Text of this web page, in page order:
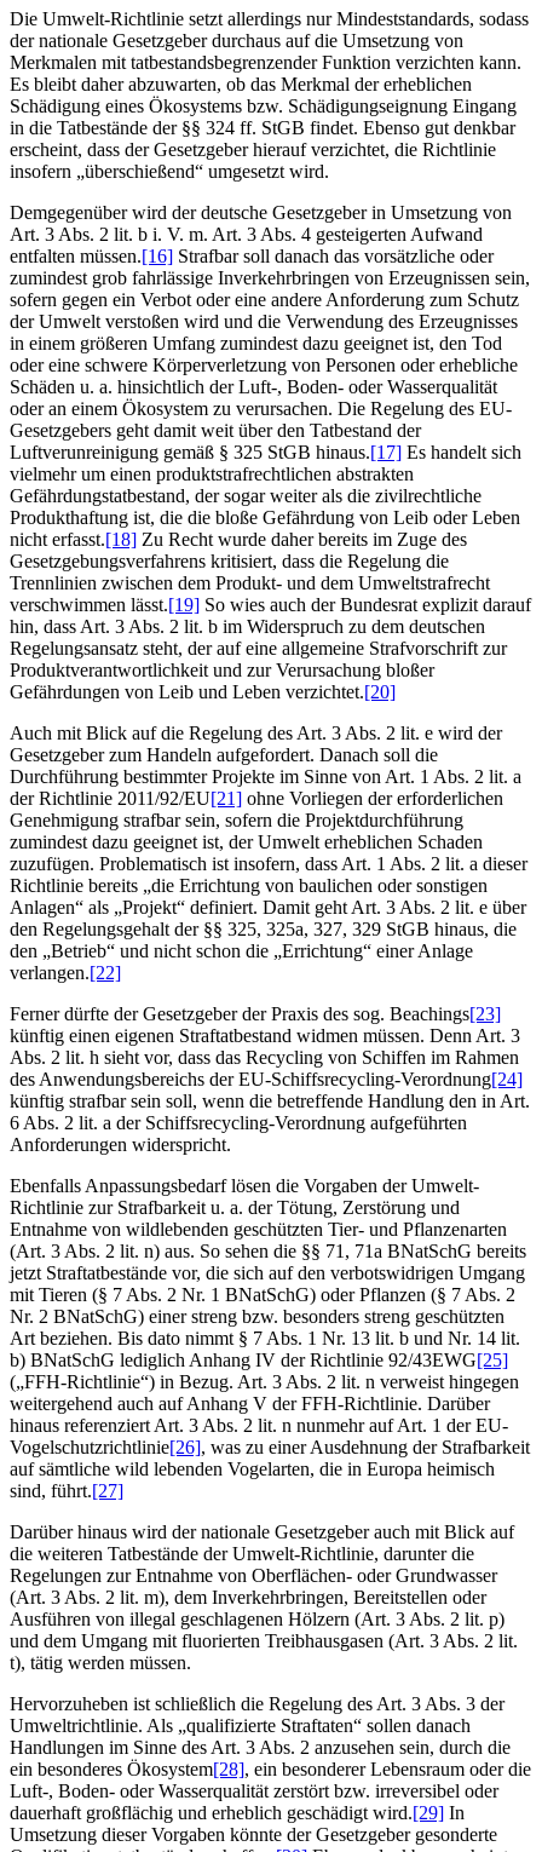
Die Umwelt-Richtlinie setzt allerdings nur Mindeststandards, sodass
der nationale Gesetzgeber durchaus auf die Umsetzung von
Merkmalen mit tatbestandsbegrenzender Funktion verzichten kann.
Es bleibt daher abzuwarten, ob das Merkmal der erheblichen
Schädigung eines Ökosystems bzw. Schädigungseignung Eingang
in die Tatbestände der §§ 324 ff. StGB findet. Ebenso gut denkbar
erscheint, dass der Gesetzgeber hierauf verzichtet, die Richtlinie
insofern „überschießend“ umgesetzt wird.
Demgegenüber wird der deutsche Gesetzgeber in Umsetzung von
Art. 3 Abs. 2 lit. b i. V. m. Art. 3 Abs. 4 gesteigerten Aufwand
entfalten müssen.[16] Strafbar soll danach das vorsätzliche oder
zumindest grob fahrlässige Inverkehrbringen von Erzeugnissen sein,
sofern gegen ein Verbot oder eine andere Anforderung zum Schutz
der Umwelt verstoßen wird und die Verwendung des Erzeugnisses
in einem größeren Umfang zumindest dazu geeignet ist, den Tod
oder eine schwere Körperverletzung von Personen oder erhebliche
Schäden u. a. hinsichtlich der Luft-, Boden- oder Wasserqualität
oder an einem Ökosystem zu verursachen. Die Regelung des EU-
Gesetzgebers geht damit weit über den Tatbestand der
Luftverunreinigung gemäß § 325 StGB hinaus.[17] Es handelt sich
vielmehr um einen produktstrafrechtlichen abstrakten
Gefährdungstatbestand, der sogar weiter als die zivilrechtliche
Produkthaftung ist, die die bloße Gefährdung von Leib oder Leben
nicht erfasst.[18] Zu Recht wurde daher bereits im Zuge des
Gesetzgebungsverfahrens kritisiert, dass die Regelung die
Trennlinien zwischen dem Produkt- und dem Umweltstrafrecht
verschwimmen lässt.[19] So wies auch der Bundesrat explizit darauf
hin, dass Art. 3 Abs. 2 lit. b im Widerspruch zu dem deutschen
Regelungsansatz steht, der auf eine allgemeine Strafvorschrift zur
Produktverantwortlichkeit und zur Verursachung bloßer
Gefährdungen von Leib und Leben verzichtet.[20]
Auch mit Blick auf die Regelung des Art. 3 Abs. 2 lit. e wird der
Gesetzgeber zum Handeln aufgefordert. Danach soll die
Durchführung bestimmter Projekte im Sinne von Art. 1 Abs. 2 lit. a
der Richtlinie 2011/92/EU[21] ohne Vorliegen der erforderlichen
Genehmigung strafbar sein, sofern die Projektdurchführung
zumindest dazu geeignet ist, der Umwelt erheblichen Schaden
zuzufügen. Problematisch ist insofern, dass Art. 1 Abs. 2 lit. a dieser
Richtlinie bereits „die Errichtung von baulichen oder sonstigen
Anlagen“ als „Projekt“ definiert. Damit geht Art. 3 Abs. 2 lit. e über
den Regelungsgehalt der §§ 325, 325a, 327, 329 StGB hinaus, die
den „Betrieb“ und nicht schon die „Errichtung“ einer Anlage
verlangen.[22]
Ferner dürfte der Gesetzgeber der Praxis des sog. Beachings[23]
künftig einen eigenen Straftatbestand widmen müssen. Denn Art. 3
Abs. 2 lit. h sieht vor, dass das Recycling von Schiffen im Rahmen
des Anwendungsbereichs der EU-Schiffsrecycling-Verordnung[24]
künftig strafbar sein soll, wenn die betreffende Handlung den in Art.
6 Abs. 2 lit. a der Schiffsrecycling-Verordnung aufgeführten
Anforderungen widerspricht.
Ebenfalls Anpassungsbedarf lösen die Vorgaben der Umwelt-
Richtlinie zur Strafbarkeit u. a. der Tötung, Zerstörung und
Entnahme von wildlebenden geschützten Tier- und Pflanzenarten
(Art. 3 Abs. 2 lit. n) aus. So sehen die §§ 71, 71a BNatSchG bereits
jetzt Straftatbestände vor, die sich auf den verbotswidrigen Umgang
mit Tieren (§ 7 Abs. 2 Nr. 1 BNatSchG) oder Pflanzen (§ 7 Abs. 2
Nr. 2 BNatSchG) einer streng bzw. besonders streng geschützten
Art beziehen. Bis dato nimmt § 7 Abs. 1 Nr. 13 lit. b und Nr. 14 lit.
b) BNatSchG lediglich Anhang IV der Richtlinie 92/43EWG[25]
(„FFH-Richtlinie“) in Bezug. Art. 3 Abs. 2 lit. n verweist hingegen
weitergehend auch auf Anhang V der FFH-Richtlinie. Darüber
hinaus referenziert Art. 3 Abs. 2 lit. n nunmehr auf Art. 1 der EU-
Vogelschutzrichtlinie[26], was zu einer Ausdehnung der Strafbarkeit
auf sämtliche wild lebenden Vogelarten, die in Europa heimisch
sind, führt.[27]
Darüber hinaus wird der nationale Gesetzgeber auch mit Blick auf
die weiteren Tatbestände der Umwelt-Richtlinie, darunter die
Regelungen zur Entnahme von Oberflächen- oder Grundwasser
(Art. 3 Abs. 2 lit. m), dem Inverkehrbringen, Bereitstellen oder
Ausführen von illegal geschlagenen Hölzern (Art. 3 Abs. 2 lit. p)
und dem Umgang mit fluorierten Treibhausgasen (Art. 3 Abs. 2 lit.
t), tätig werden müssen.
Hervorzuheben ist schließlich die Regelung des Art. 3 Abs. 3 der
Umweltrichtlinie. Als „qualifizierte Straftaten“ sollen danach
Handlungen im Sinne des Art. 3 Abs. 2 anzusehen sein, durch die
ein besonderes Ökosystem[28], ein besonderer Lebensraum oder die
Luft-, Boden- oder Wasserqualität zerstört bzw. irreversibel oder
dauerhaft großflächig und erheblich geschädigt wird.[29] In
Umsetzung dieser Vorgaben könnte der Gesetzgeber gesonderte